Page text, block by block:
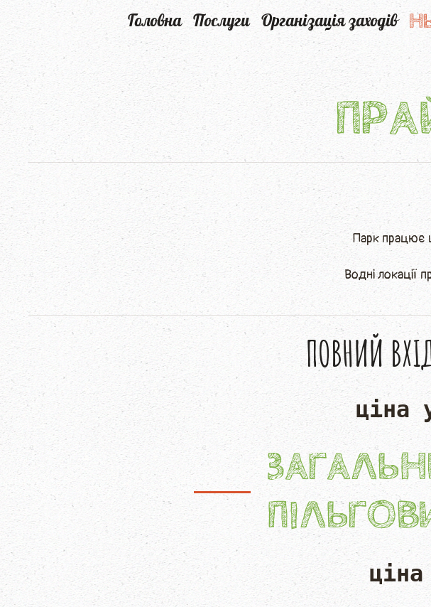
Головна Послуги Організація заходів
Парк
Водні
ПОВНИЙ
ціна